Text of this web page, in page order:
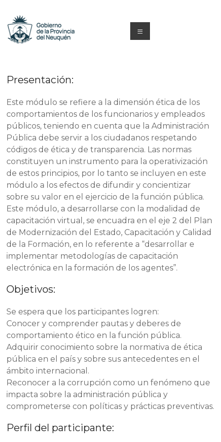
contenido
y
Formación
Neuquén
Menú
Presentación:
Este módulo se refiere a la dimensión ética de los
comportamientos de los funcionarios y empleados
públicos, teniendo en cuenta que la Administración
Pública debe servir a los ciudadanos respetando
códigos de ética y de transparencia. Las normas
constituyen un instrumento para la operativización
de estos principios, por lo tanto se incluyen en este
módulo a los efectos de difundir y concientizar
sobre su valor en el ejercicio de la función pública.
Este módulo, a desarrollarse con la modalidad de
capacitación virtual, se encuadra en el eje 2 del Plan
de Modernización del Estado, Capacitación y Calidad
de la Formación, en lo referente a “desarrollar e
implementar metodologías de capacitación
electrónica en la formación de los agentes”.
Objetivos:
Se espera que los participantes logren:
Conocer y comprender pautas y deberes de
comportamiento ético en la función pública.
Adquirir conocimiento sobre la normativa de ética
pública en el país y sobre sus antecedentes en el
ámbito internacional.
Reconocer a la corrupción como un fenómeno que
impacta sobre la administración pública y
comprometerse con políticas y prácticas preventivas.
Perfil del participante: